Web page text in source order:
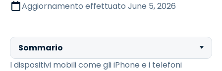
Aggiornamento effettuato June 5, 2026
Sommario
I dispositivi mobili come gli iPhone e i telefoni